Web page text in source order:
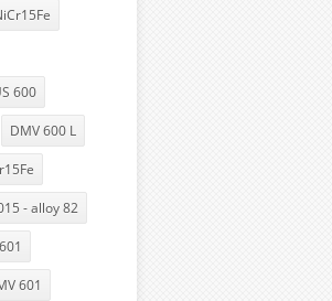
600
DMV 600 L
- alloy 82
601